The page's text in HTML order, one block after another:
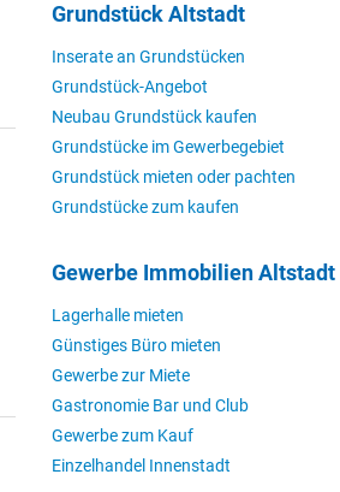
Grundstück Altstadt
Inserate an Grundstücken
Grundstück-Angebot
Neubau Grundstück kaufen
Grundstücke im Gewerbegebiet
Grundstück mieten oder pachten
Grundstücke zum kaufen
Gewerbe Immobilien Altstadt
Lagerhalle mieten
Günstiges Büro mieten
Gewerbe zur Miete
Gastronomie Bar und Club
Gewerbe zum Kauf
Einzelhandel Innenstadt